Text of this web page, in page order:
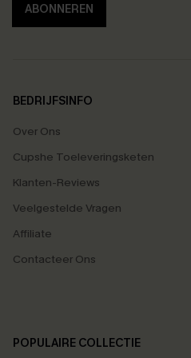
ABONNEREN
BEDRIJFSINFO
Over Ons
Cupshe Toeleveringsketen
Klanten-Reviews
Veelgestelde Vragen
Affiliate
Contacteer Ons
POPULAIRE COLLECTIE